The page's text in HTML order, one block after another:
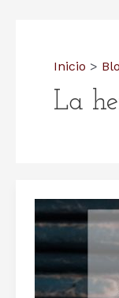
Inicio
La